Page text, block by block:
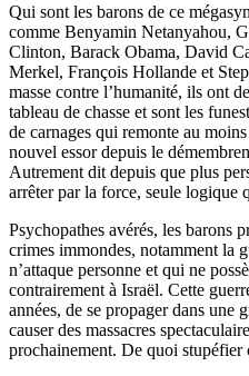
Qui sont les barons de ce
comme Benyamin Netanyahou,
Clinton, Barack Obama, David
Merkel, François Hollande et
masse contre l’humanité, ils ont
tableau de chasse et sont les
de carnages qui remonte au
nouvel essor depuis le
Autrement dit depuis que plus
arrêter par la force, seule logique
Psychopathes avérés, les barons
crimes immondes, notamment la
n’attaque personne et qui ne
contrairement à Israël. Cette
années, de se propager dans une
causer des massacres
prochainement. De quoi stupéfier